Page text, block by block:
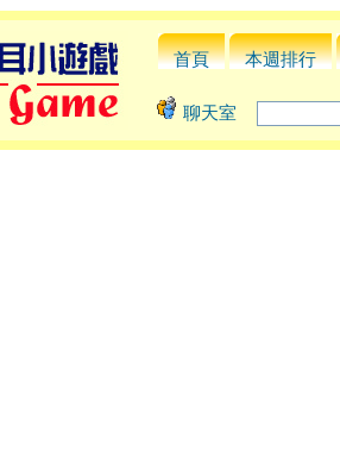
首頁 本週排行
聊天室